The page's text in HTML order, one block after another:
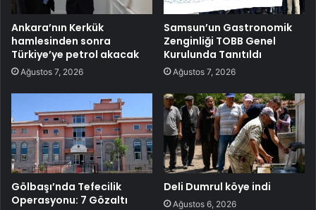
Ankara’nın Kerkük
hamlesinden sonra
Türkiye’ye petrol akacak
Ağustos 7, 2026
Samsun’un Gastronomik
Zenginliği TOBB Genel
Kurulunda Tanıtıldı
Ağustos 7, 2026
Gölbaşı’nda Tefecilik
Operasyonu: 7 Gözaltı
Deli Dumrul köye indi
Ağustos 6, 2026